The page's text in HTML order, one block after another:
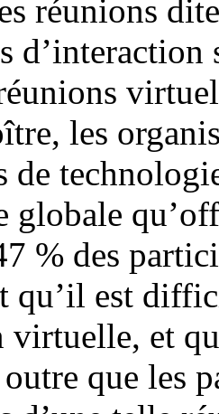
réunions
les
de
globale
% des
qu’il est
virtuelle, et
que les